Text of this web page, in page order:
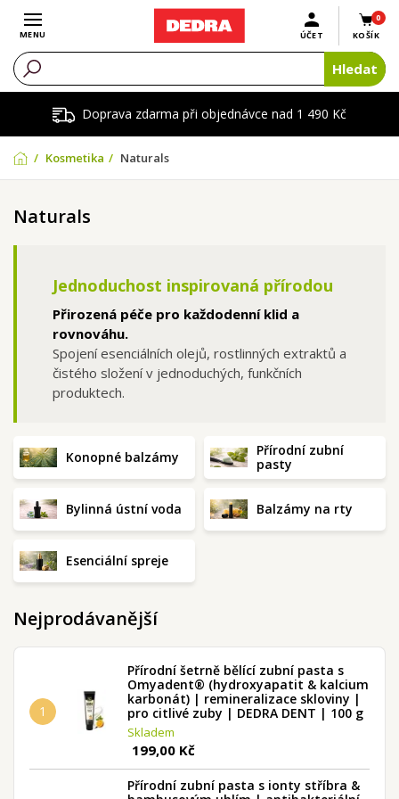
Doprava zdarma při objednávce nad 1 490 Kč
Otevřít menu
MENU
0
KOŠÍK
ÚČET
Hledat
Kosmetika Naturals
Naturals
Jednoduchost inspirovaná přírodou
Přirozená péče pro každodenní klid a
rovnováhu.
Spojení esenciálních olejů, rostlinných extraktů a
čistého složení v jednoduchých, funkčních
produktech.
Konopné balzámy
Přírodní zubní
pasty
Bylinná ústní voda Balzámy na rty
Esenciální spreje
Nejprodávanější
1
Přírodní šetrně bělící zubní pasta s
Omyadent® (hydroxyapatit & kalcium
karbonát) | remineralizace skloviny |
pro citlivé zuby | DEDRA DENT | 100 g
Skladem
199,00 Kč
Přírodní zubní pasta s ionty stříbra &